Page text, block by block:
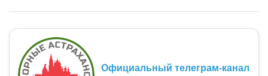
Официальный телеграм-канал